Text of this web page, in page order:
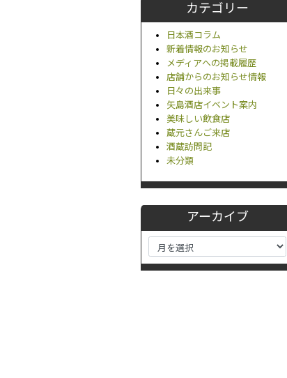
カテゴリー
日本酒コラム
新着情報のお知らせ
メディアへの掲載履歴
店舗からのお知らせ情報
日々の出来事
矢島酒店イベント案内
美味しい飲食店
蔵元さんご来店
酒蔵訪問記
未分類
アーカイブ